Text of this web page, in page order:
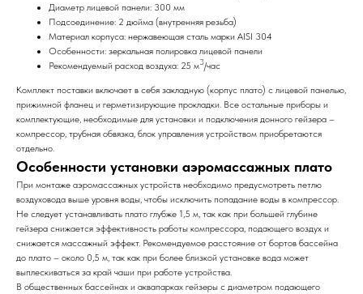
Диаметр лицевой панели: 300 мм
Подсоединение: 2 дюйма (внутренняя резьба)
Материал корпуса: нержавеющая сталь марки AISI 304
Особенности: зеркальная полировка лицевой панели
Рекомендуемый расход воздуха: 25 м3/час
Комплект поставки включает в себя закладную (корпус плато) с лицевой панелью,
прижимной фланец и герметизирующие прокладки. Все остальные приборы и
комплектующие, необходимые для установки и подключения донного гейзера –
компрессор, трубная обвязка, блок управления устройством приобретаются
отдельно.
Особенности установки аэромассажных плато
При монтаже аэромассажных устройств необходимо предусмотреть петлю
воздуховода выше уровня воды, чтобы исключить попадание воды в компрессор.
Не следует устанавливать плато глубже 1,5 м, так как при большей глубине
гейзера снижается эффективность работы компрессора, подающего воздух и
снижается массажный эффект. Рекомендуемое расстояние от бортов бассейна
до плато – около 0,5 м, так как при более близкой установке вода может
выплескиваться за край чаши при работе устройства.
В общественных бассейнах и аквапарках гейзеры с диаметром подающего